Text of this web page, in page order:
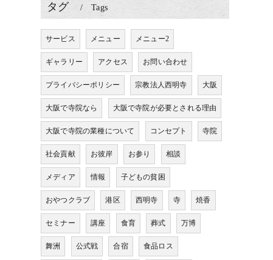
タグ Tags
サービス メニュー メニュー2
ギャラリー アクセス お問い合わせ
プライバシーポリシー 宗教法人西明寺 大阪
大阪で寺院なら 大阪で寺院が必要とされる理由
大阪で寺院の業種について コンセプト 寺院
社会貢献 お彼岸 お参り 相談
メディア 情報 子どもの貧困
おやつクラブ 港区 西明寺 寺 焼香
セミナー 講座 食育 葬式 万博
舞洲 公式戦 合宿 食品ロス